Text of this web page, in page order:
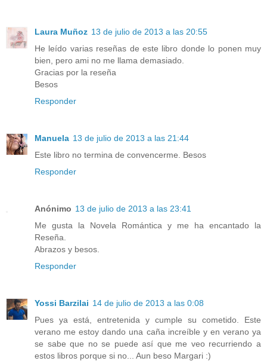
Laura Muñoz 13 de julio de 2013 a las 20:55
He leído varias reseñas de este libro donde lo ponen muy
bien, pero ami no me llama demasiado.
Gracias por la reseña
Besos
Responder
Manuela 13 de julio de 2013 a las 21:44
Este libro no termina de convencerme. Besos
Responder
Anónimo 13 de julio de 2013 a las 23:41
Me gusta la Novela Romántica y me ha encantado la
Reseña.
Abrazos y besos.
Responder
Yossi Barzilai 14 de julio de 2013 a las 0:08
Pues ya está, entretenida y cumple su cometido. Este
verano me estoy dando una caña increíble y en verano ya
se sabe que no se puede así que me veo recurriendo a
estos libros porque si no... Aun beso Margari :)